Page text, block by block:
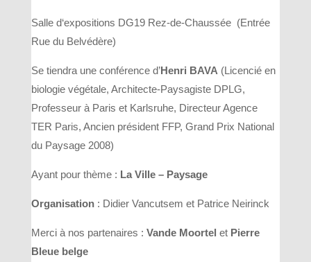
Salle d‘expositions DG19 Rez-de-Chaussée (Entrée
Rue du Belvédère)
Se tiendra une conférence d’Henri BAVA (Licencié en
biologie végétale, Architecte-Paysagiste DPLG,
Professeur à Paris et Karlsruhe, Directeur Agence
TER Paris, Ancien président FFP, Grand Prix National
du Paysage 2008)
Ayant pour thème : La Ville – Paysage
Organisation: Didier Vancutsem et Patrice Neirinck
Merci à nos partenaires : Vande Moortel et Pierre
Bleue belge